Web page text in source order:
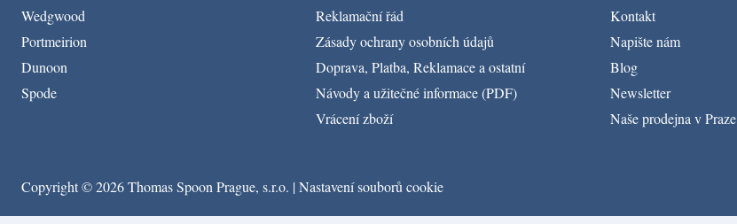
Wedgwood
Portmeirion
Dunoon
Spode
Reklamační řád
Zásady ochrany osobních údajů
Doprava, Platba, Reklamace a ostatní
Návody a užitečné informace (PDF)
Vrácení zboží
Kontakt
Napište nám
Blog
Newsletter
Naše prodejna v Praze
Copyright © 2026 Thomas Spoon Prague, s.r.o. |Nastavení souborů cookie